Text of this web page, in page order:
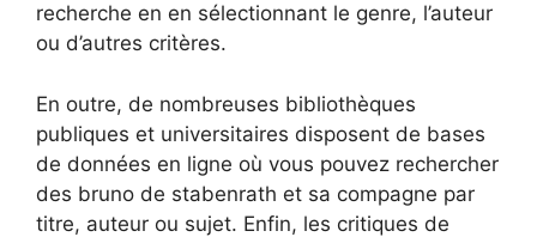
recherche en en sélectionnant le genre, l’auteur
ou d’autres critères.
En outre, de nombreuses bibliothèques
publiques et universitaires disposent de bases
de données en ligne où vous pouvez rechercher
des bruno de stabenrath et sa compagne par
titre, auteur ou sujet. Enfin, les critiques de